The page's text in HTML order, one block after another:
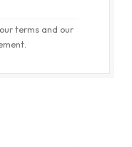
terms and our